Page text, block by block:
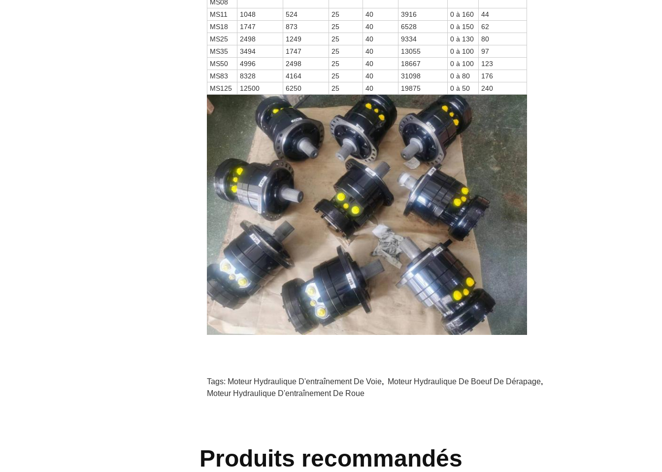
MS08
MS11 1048 524 25 40 3916 0 à 160
44
MS18
1747 873 25 40 6528 0 à 150
62
MS25
2498 1249 25 40 9334 0 à 130
80
MS35
3494 1747 25 40 13055 0 à 100
97
MS50
4996 2498 25 40 18667 0 à 100
123
MS83
8328 4164 25 40 31098 0 à 80
176
MS125
12500 6250 25 40 19875 0 à 50 240
Tags: Moteur Hydraulique D'entraînement De Voie, Moteur Hydraulique De Boeuf De Dérapage,
Moteur Hydraulique D'entraînement De Roue
Produits recommandés